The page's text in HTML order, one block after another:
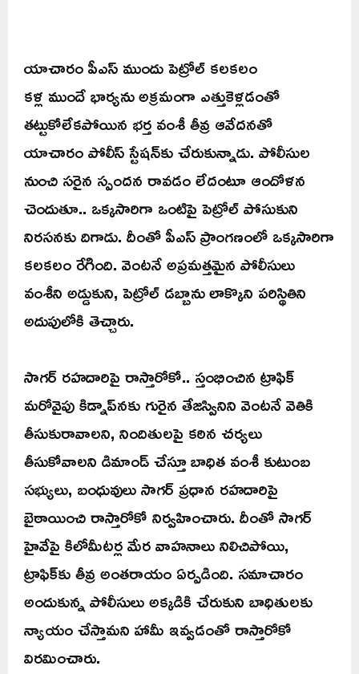
యాచారం పీఎస్ ముందు పెట్రోల్ కలకలం
కళ్ల ముందే భార్యను అక్రమంగా ఎత్తుకెళ్లడంతో
తట్టుకోలేకపోయిన భర్త వంశీ తీవ్ర ఆవేదనతో
యాచారం పోలీస్ స్టేషన్‌కు చేరుకున్నాడు. పోలీసుల
నుంచి సరైన స్పందన రావడం లేదంటూ ఆందోళన
చెందుతూ.. ఒక్కసారిగా ఒంటిపై పెట్రోల్ పోసుకుని
నిరసనకు దిగాడు. దీంతో పీఎస్ ప్రాంగణంలో ఒక్కసారిగా
కలకలం రేగింది. వెంటనే అప్రమత్తమైన పోలీసులు
వంశీని అడ్డుకుని, పెట్రోల్ డబ్బాను లాక్కొని పరిస్థితిని
అదుపులోకి తెచ్చారు.
సాగర్ రహదారిపై రాస్తారోకో.. స్తంభించిన ట్రాఫిక్
మరోవైపు కిడ్నాప్‌నకు గురైన తేజస్వినిని వెంటనే వెతికి
తీసుకురావాలని, నిందితులపై కఠిన చర్యలు
తీసుకోవాలని డిమాండ్ చేస్తూ బాధిత వంశీ కుటుంబ
సభ్యులు, బంధువులు సాగర్ ప్రధాన రహదారిపై
బైఠాయించి రాస్తారోకో నిర్వహించారు. దీంతో సాగర్
హైవేపై కిలోమీటర్ల మేర వాహనాలు నిలిచిపోయి,
ట్రాఫిక్‌కు తీవ్ర అంతరాయం ఏర్పడింది. సమాచారం
అందుకున్న పోలీసులు అక్కడికి చేరుకుని బాధితులకు
న్యాయం చేస్తామని హామీ ఇవ్వడంతో రాస్తారోకో
విరమించారు.